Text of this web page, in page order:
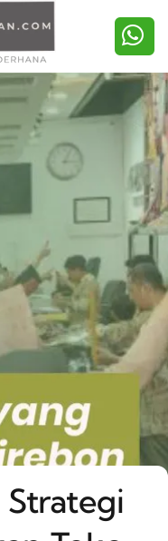
Strategi